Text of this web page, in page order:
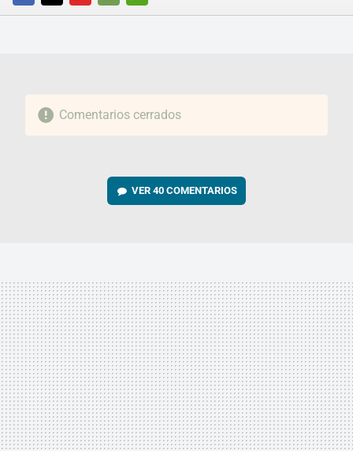
FACEBOOKTWITTERFLIPBOARD
E-
WHATSAPP
Comentarios cerrados
VER 40 COMENTARIOS